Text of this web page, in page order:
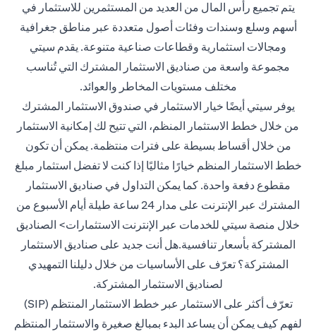
يتم تجميع رأس المال من العديد من المستثمرين للاستثمار في
أسهم وسلع وسندات وفئات أصول متعددة عبر مناطق جغرافية
ومجالات استثمارية وقطاعات صناعية متنوعة. يقدم سيتي
مجموعة واسعة من صناديق الاستثمار المشترك التي تُناسب
مختلف مستويات المخاطر والعوائد.
يوفر سيتي أيضًا خيار الاستثمار في صندوق الاستثمار المشترك
من خلال خطط الاستثمار المنظم، التي تتيح لك إمكانية الاستثمار
من خلال أقساط بسيطة على فترات منتظمة. يمكن أن تكون
خطط الاستثمار المنظم خيارًا مثاليًا إذا كنت لا تفضل استثمار مبلغ
مقطوع دفعة واحدة. كما يمكن التداول في صناديق الاستثمار
المشترك عبر الإنترنت على مدار 24 ساعة طيلة أيام الأسبوع من
خلال منصة سيتي للخدمات عبر الإنترنت الاستثمارات> الصناديق
المشتركة بأسعار تنافسية.هل أنت جديد على صناديق الاستثمار
المشتركة؟ تعرّف على الأساسيات من خلال دليلنا التمهيدي
لصناديق الاستثمار المشتركةopens in a new tab.
تعرّف أكثر على الاستثمار عبر خطط الاستثمار المنتظم (SIP)
tab
لفهم كيف يمكن أن يساعد البدء بمبالغ صغيرة والاستثمار المنتظم